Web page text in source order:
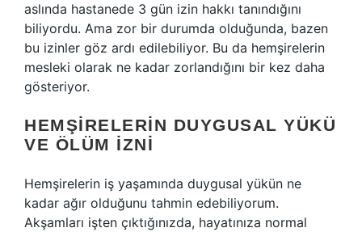
aslında hastanede 3 gün izin hakkı tanındığını
biliyordu. Ama zor bir durumda olduğunda, bazen
bu izinler göz ardı edilebiliyor. Bu da hemşirelerin
mesleki olarak ne kadar zorlandığını bir kez daha
gösteriyor.
HEMŞIRELERIN DUYGUSAL YÜKÜ
VE ÖLÜM İZNI
Hemşirelerin iş yaşamında duygusal yükün ne
kadar ağır olduğunu tahmin edebiliyorum.
Akşamları işten çıktığınızda, hayatınıza normal